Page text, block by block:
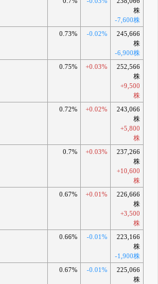
株
-7,600株
0.73% -0.02%
245,666
株
-6,900株
0.75% +0.03%
252,566
株
+9,500
株
0.72% +0.02%
243,066
株
+5,800
株
0.7% +0.03%
237,266
株
+10,600
株
0.67% +0.01%
226,666
株
+3,500
株
0.66% -0.01%
223,166
株
-1,900株
0.67% -0.01%
225,066
株